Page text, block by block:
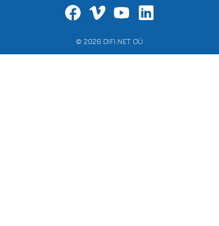
© 2026 DIFI.NET OÜ